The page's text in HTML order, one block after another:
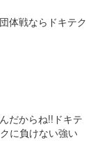
体戦ならドキテク
だからね!!ドキテ
に負けない強い